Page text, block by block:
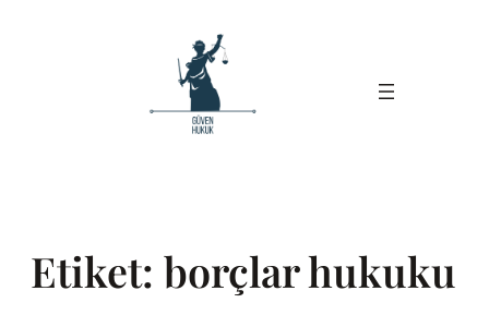
Etiket: borçlar hukuku